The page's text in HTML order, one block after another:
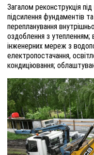
Загалом реконструкція
підсилення фундаментів
перепланування
оздоблення з утепленням;
інженерних мереж з
електропостачання,
кондиціювання;